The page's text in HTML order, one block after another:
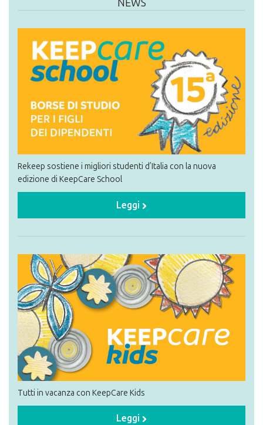
NEWS
Rekeep sostiene i migliori studenti d’Italia con la nuova
edizione di KeepCare School
Leggi
Tutti in vacanza con KeepCare Kids
Leggi